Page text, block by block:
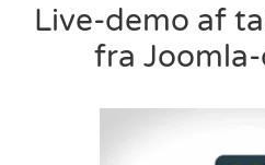
Live-demo af
fra